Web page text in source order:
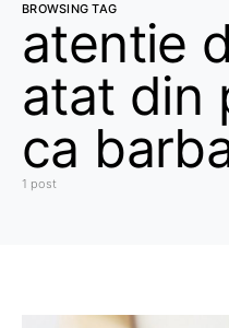
BROWSING TAG
atentie
atat din
ca
1 post